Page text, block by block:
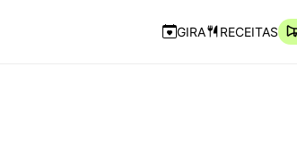
Navegação Rápida
GIRA RECEITAS